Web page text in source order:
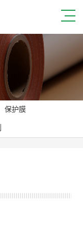
保护膜